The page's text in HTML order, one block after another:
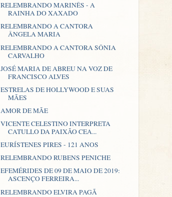
RELEMBRANDO MARINÊS - A
RAINHA DO XAXADO
RELEMBRANDO A CANTORA
ÂNGELA MARIA
RELEMBRANDO A CANTORA SÔNIA
CARVALHO
JOSÉ MARIA DE ABREU NA VOZ DE
FRANCISCO ALVES
ESTRELAS DE HOLLYWOOD E SUAS
MÃES
AMOR DE MÃE
VICENTE CELESTINO INTERPRETA
CATULLO DA PAIXÃO CEA...
EURÍSTENES PIRES - 121 ANOS
RELEMBRANDO RUBENS PENICHE
EFEMÉRIDES DE 09 DE MAIO DE 2019:
ASCENÇO FERREIRA...
RELEMBRANDO ELVIRA PAGÃ